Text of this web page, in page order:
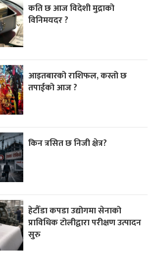
कति छ आज विदेशी मुद्राको
विनिमयदर ?
आइतबारको राशिफल, कस्तो छ
तपाईको आज ?
किन त्रसित छ निजी क्षेत्र?
हेटौँडा कपडा उद्योगमा सेनाको
प्राविधिक टोलीद्वारा परीक्षण उत्पादन
सुरु